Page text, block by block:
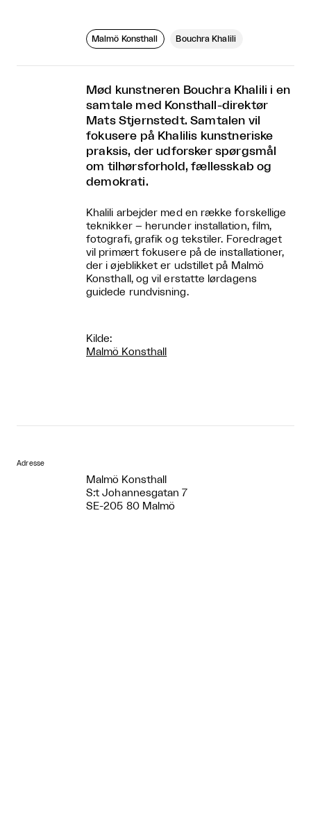
Malmö Konsthall Bouchra Khalili
Mød kunstneren Bouchra Khalili i en
samtale med Konsthall-direktør
Mats Stjernstedt. Samtalen vil
fokusere på Khalilis kunstneriske
praksis, der udforsker spørgsmål
om tilhørsforhold, fællesskab og
demokrati.
Khalili arbejder med en række forskellige
teknikker – herunder installation, film,
fotografi, grafik og tekstiler. Foredraget
vil primært fokusere på de installationer,
der i øjeblikket er udstillet på Malmö
Konsthall, og vil erstatte lørdagens
guidede rundvisning.
Kilde:
Malmö Konsthall
Adresse
Malmö Konsthall
S:t Johannesgatan 7
SE-205 80 Malmö